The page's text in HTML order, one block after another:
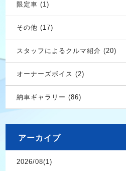
限定車 (1)
その他 (17)
スタッフによるクルマ紹介 (20)
オーナーズボイス (2)
納車ギャラリー (86)
アーカイブ
2026/08(1)